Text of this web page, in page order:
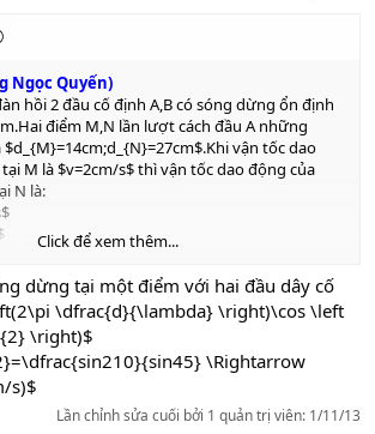
Ngọc Quyến)
hồi 2 đầu cố định A,B có sóng dừng ổn định
điểm M,N lần lượt cách đầu A những
vận tốc dao
M là $v=2cm/s$ thì vận tốc dao động của
N là:
Click để xem thêm...
dừng tại một điểm với hai đầu dây cố
\dfrac{d}{\lambda} \right)\cos \left
\right)$
\Rightarrow
s)$
Lần chỉnh sửa cuối bởi 1 quản trị viên: 1/11/13